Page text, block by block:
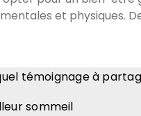
et physiques.
témoignage à
sommeil